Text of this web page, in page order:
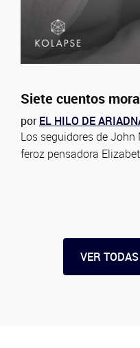
Siete cuentos
porEL HILO DE
Los seguidores de John
feroz pensadora
VER